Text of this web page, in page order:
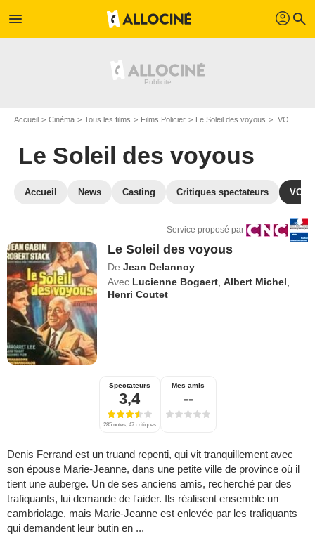
menu profil search
Accueil Cinéma Tous les films Films Policier Le Soleil des voyous VOD Le Soleil des voyous
Le Soleil des voyous
Accueil News Casting Critiques spectateurs VOD
Service proposé par
Le Soleil des voyous
De Jean Delannoy
Avec Lucienne Bogaert ,Albert Michel
Henri Coutet
Spectateurs
3,4
285 notes, 47 critiques
Mes amis
--
Denis Ferrand est un truand repenti, qui vit tranquillement avec
son épouse Marie-Jeanne, dans une petite ville de province où il
tient une auberge. Un de ses anciens amis, recherché par des
trafiquants, lui demande de l'aider. Ils réalisent ensemble un
cambriolage, mais Marie-Jeanne est enlevée par les trafiquants
qui demandent leur butin en ...